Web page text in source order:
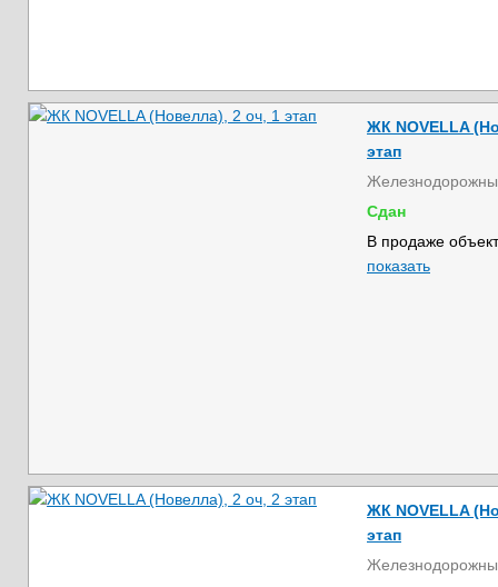
ЖК NOVELLA
этап
Сдан
В продаже
показать
ЖК NOVELLA
этап